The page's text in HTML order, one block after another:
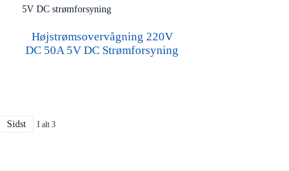
Højstrømsovervågning 220V
DC 50A 5V DC Strømforsyning
Sidst I alt 3